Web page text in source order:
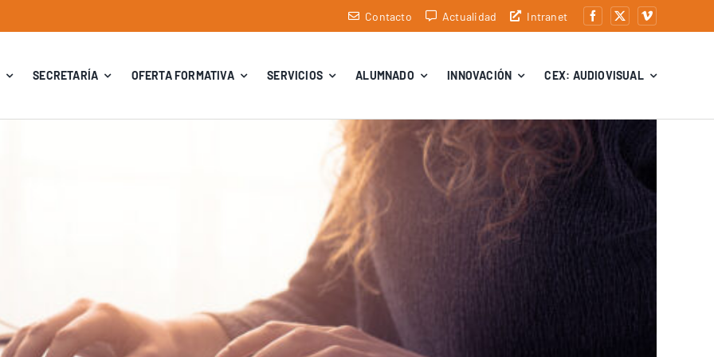
Contacto Actualidad Intranet
SECRETARÍA OFERTA FORMATIVA SERVICIOS ALUMNADO INNOVACIÓN CEX: AUDIOVISUAL